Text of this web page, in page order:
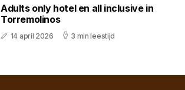
Adults only hotel en all inclusive in
Torremolinos
14 april 2026 3 min leestijd